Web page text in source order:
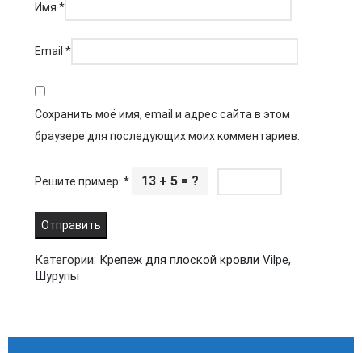
Имя *
Email *
Сохранить моё имя, email и адрес сайта в этом
браузере для последующих моих комментариев.
Решите пример: * 13 + 5 = ?
Категории: Крепеж для плоской кровли Vilpe,
Шурупы